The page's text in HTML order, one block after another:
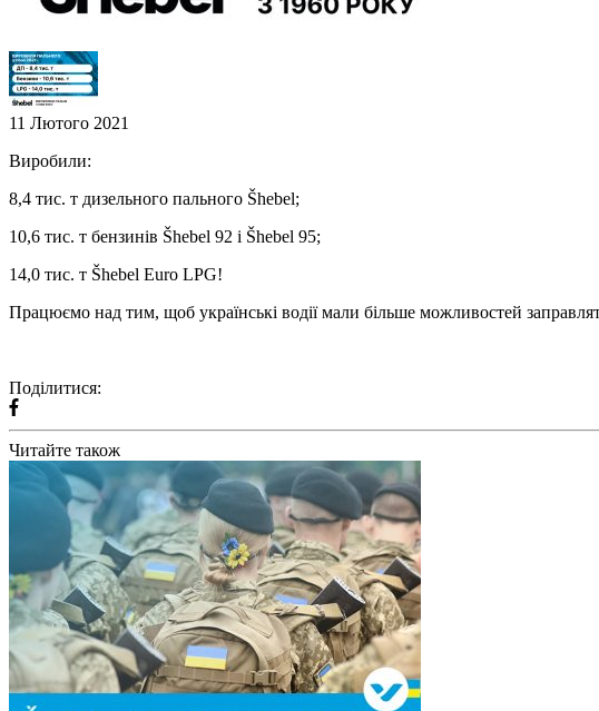
11 Лютого 2021
Виробили:
8,4 тис. т дизельного пального Šhebel;
10,6 тис. т бензинів Šhebel 92 і Šhebel 95;
14,0 тис. т Šhebel Euro LPG!
Працюємо над тим, щоб українські водії мали більше можливостей
Поділитися:
Читайте також